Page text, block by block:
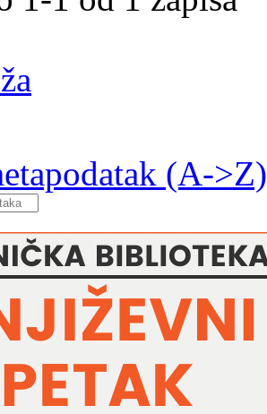
(A->Z)